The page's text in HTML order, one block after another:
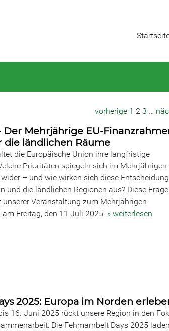
Startseite
vorherige 1 2 3 …
Der Mehrjährige EU-
die ländlichen Räume
die Europäische Union ihre langfristige
Prioritäten spiegeln sich im Mehrjährigen
– und wie wirken sich diese
und die ländlichen Regionen aus? Diese
Veranstaltung zum Mehrjährigen
am Freitag, den 11 Juli 2025. » weiterlesen
2025: Europa im Norden
16. Juni 2025 rückt unsere Region in den
Die Fehmarnbelt Days 2025 laden